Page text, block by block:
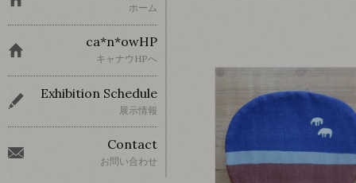
ホーム
ca*n*owHP
キャナウHPへ
Exhibition Schedule
展示情報
Contact
お問い合わせ